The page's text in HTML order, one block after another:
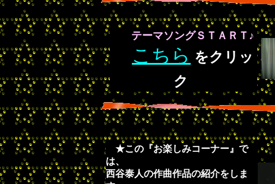
テーマソングＳＴＡＲＴ♪
こちら をクリッ
ク
★この『お楽しみコーナー』で
は、
西谷泰人の作曲作品の紹介をしま